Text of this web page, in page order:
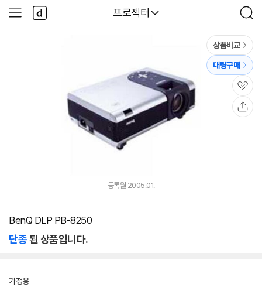
다나와
프로젝터
검
색
사
이
다
나
와
상품비교
대량구매
관
심
등록월 2005.01.
BenQ DLP PB-8250
단종된 상품입니다.
가정용